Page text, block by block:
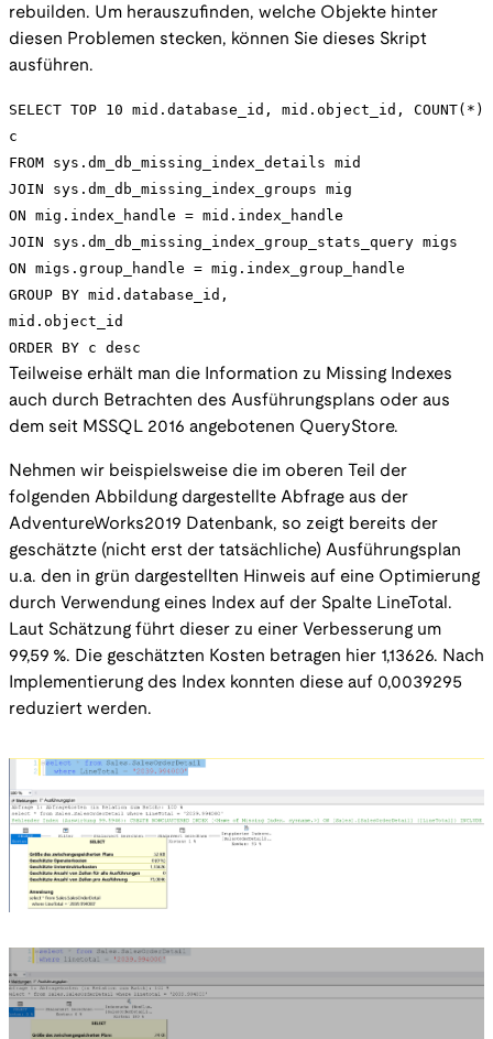
rebuilden. Um herauszufinden, welche Objekte hinter
diesen Problemen stecken, können Sie dieses Skript
ausführen.
SELECT TOP 10 mid.database_id, mid.object_id, COUNT(*)
c
FROM sys.dm_db_missing_index_details mid
JOIN sys.dm_db_missing_index_groups mig
ON mig.index_handle = mid.index_handle
JOIN sys.dm_db_missing_index_group_stats_query migs
ON migs.group_handle = mig.index_group_handle
GROUP BY mid.database_id,
mid.object_id
ORDER BY c desc
Teilweise erhält man die Information zu Missing Indexes
auch durch Betrachten des Ausführungsplans oder aus
dem seit MSSQL 2016 angebotenen QueryStore.
Nehmen wir beispielsweise die im oberen Teil der
folgenden Abbildung dargestellte Abfrage aus der
AdventureWorks2019 Datenbank, so zeigt bereits der
geschätzte (nicht erst der tatsächliche) Ausführungsplan
u.a. den in grün dargestellten Hinweis auf eine Optimierung
durch Verwendung eines Index auf der Spalte LineTotal.
Laut Schätzung führt dieser zu einer Verbesserung um
99,59 %. Die geschätzten Kosten betragen hier 1,13626. Nach
Implementierung des Index konnten diese auf 0,0039295
reduziert werden.